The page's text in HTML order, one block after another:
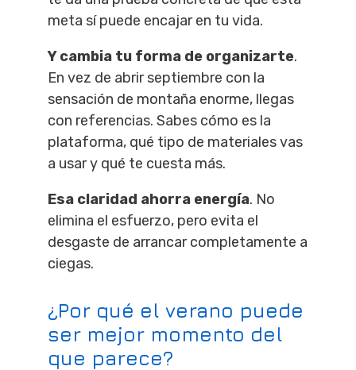
meta sí puede encajar en tu vida.
Y cambia tu forma de organizarte.
En vez de abrir septiembre con la
sensación de montaña enorme, llegas
con referencias. Sabes cómo es la
plataforma, qué tipo de materiales vas
a usar y qué te cuesta más.
Esa claridad ahorra energía. No
elimina el esfuerzo, pero evita el
desgaste de arrancar completamente a
ciegas.
¿Por qué el verano puede
ser mejor momento del
que parece?